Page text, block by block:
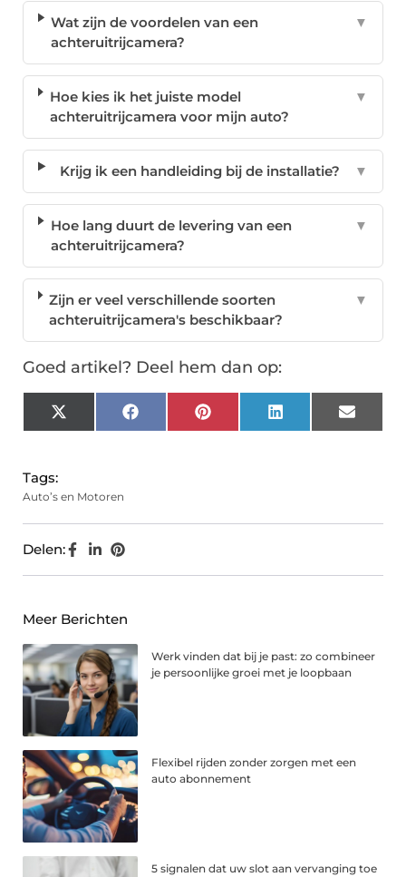
Wat zijn de voordelen van een
achteruitrijcamera?
▼
Hoe kies ik het juiste model
achteruitrijcamera voor mijn auto?
▼
Krijg ik een handleiding bij de installatie? ▼
Hoe lang duurt de levering van een
achteruitrijcamera?
▼
Zijn er veel verschillende soorten
achteruitrijcamera's beschikbaar?
▼
Goed artikel? Deel hem dan op:
X
(Twitter)
FacebookPinterest LinkedIn Email
Tags:
Auto’s en Motoren
Delen:
Meer Berichten
Werk vinden dat bij je past: zo combineer
je persoonlijke groei met je loopbaan
Flexibel rijden zonder zorgen met een
auto abonnement
5 signalen dat uw slot aan vervanging toe